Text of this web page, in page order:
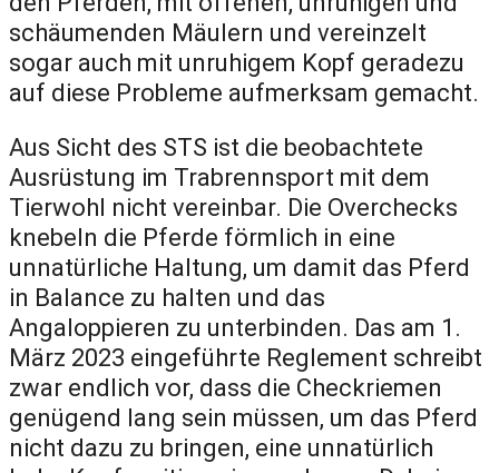
schäumenden Mäulern und vereinzelt
sogar auch mit unruhigem Kopf geradezu
auf diese Probleme aufmerksam gemacht.
Aus Sicht des STS ist die beobachtete
Ausrüstung im Trabrennsport mit dem
Tierwohl nicht vereinbar. Die Overchecks
knebeln die Pferde förmlich in eine
unnatürliche Haltung, um damit das Pferd
in Balance zu halten und das
Angaloppieren zu unterbinden. Das am 1.
März 2023 eingeführte Reglement schreibt
zwar endlich vor, dass die Checkriemen
genügend lang sein müssen, um das Pferd
nicht dazu zu bringen, eine unnatürlich